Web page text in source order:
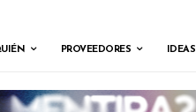
PROVEEDORES IDEAS